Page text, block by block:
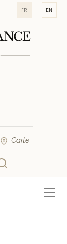
fr en
Carte